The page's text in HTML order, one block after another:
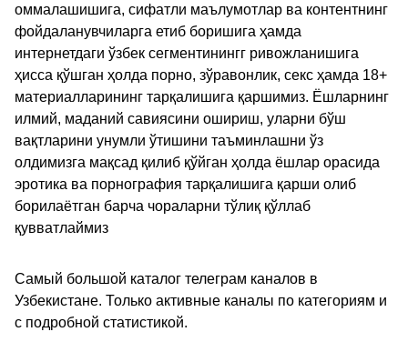
оммалашишига, сифатли маълумотлар ва контентнинг
фойдаланувчиларга етиб боришига ҳамда
интернетдаги ўзбек сегментинингг ривожланишига
ҳисса қўшган ҳолда порно, зўравонлик, секс ҳамда 18+
материалларининг тарқалишига қаршимиз. Ёшларнинг
илмий, маданий савиясини ошириш, уларни бўш
вақтларини унумли ўтишини таъминлашни ўз
олдимизга мақсад қилиб қўйган ҳолда ёшлар орасида
эротика ва порнография тарқалишига қарши олиб
борилаётган барча чораларни тўлиқ қўллаб
қувватлаймиз
Самый большой каталог телеграм каналов в
Узбекистане. Только активные каналы по категориям и
с подробной статистикой.